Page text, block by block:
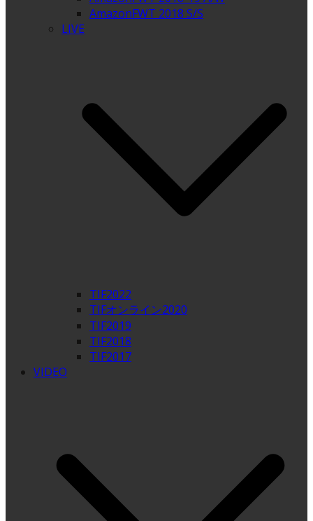
AmazonFWT 2018 S/S
LIVE
TIF2022
TIFオンライン2020
TIF2019
TIF2018
TIF2017
VIDEO